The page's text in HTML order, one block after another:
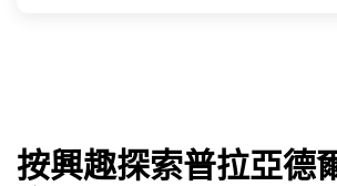
按興趣探索普拉亞德